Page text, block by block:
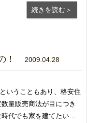
のせいか、それとも伝
ったのか、 特に都会で
続きを読む＞
！ 2009.04.28
いうこともあり、格安住
量販売商法が目につき
代でも家を建てたいと